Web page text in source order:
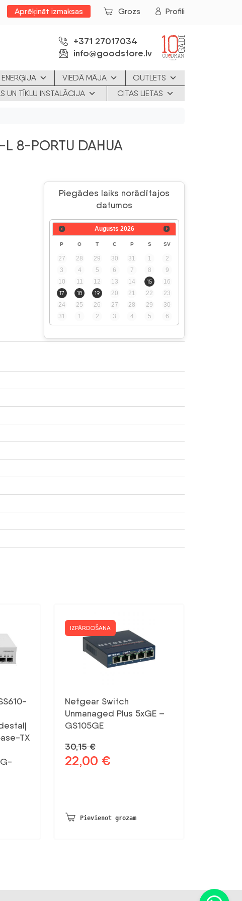
Aprēķināt izmaksas Grozs Profili
+371 27017034
info@goodstore.lv
VIEDĀ MĀJA
OUTLETS
UN TĪKLU INSTALĀCIJA CITAS LIETAS
8-PORTU DAHUA
Piegādes laiks norādītajos
datumos
Augusts 2026
P O T C P S SV
27 28 29 30 31 1
2
3
4 5 6 7 8
9
10
11 12 13 14 15
16
17
18 19 20 21 22
23
24
25 26 27 28 29
30
31
1 2 3 4 5 6
TX
IZPĀRDOŠANA
Netgear Switch
Unmanaged Plus 5xGE –
GS105GE
30,15€
Sākotnējā
22,00 €
Pievienot grozam